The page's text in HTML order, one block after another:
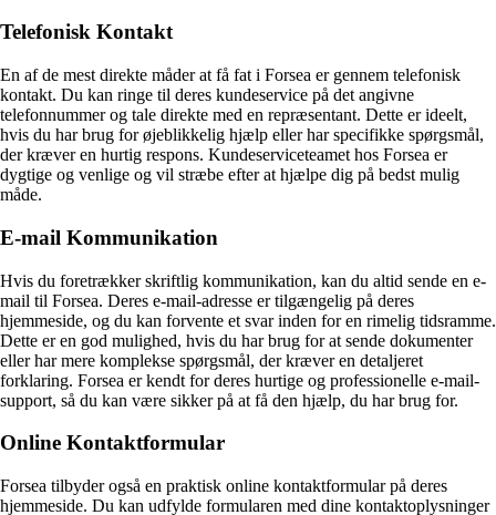
Telefonisk Kontakt
En af de mest direkte måder at få fat i Forsea er gennem telefonisk
kontakt. Du kan ringe til deres kundeservice på det angivne
telefonnummer og tale direkte med en repræsentant. Dette er ideelt,
hvis du har brug for øjeblikkelig hjælp eller har specifikke spørgsmål,
der kræver en hurtig respons. Kundeserviceteamet hos Forsea er
dygtige og venlige og vil stræbe efter at hjælpe dig på bedst mulig
måde.
E-mail Kommunikation
Hvis du foretrækker skriftlig kommunikation, kan du altid sende en e-
mail til Forsea. Deres e-mail-adresse er tilgængelig på deres
hjemmeside, og du kan forvente et svar inden for en rimelig tidsramme.
Dette er en god mulighed, hvis du har brug for at sende dokumenter
eller har mere komplekse spørgsmål, der kræver en detaljeret
forklaring. Forsea er kendt for deres hurtige og professionelle e-mail-
support, så du kan være sikker på at få den hjælp, du har brug for.
Online Kontaktformular
Forsea tilbyder også en praktisk online kontaktformular på deres
hjemmeside. Du kan udfylde formularen med dine kontaktoplysninger